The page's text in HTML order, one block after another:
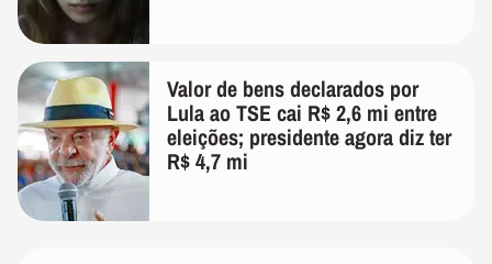
Valor de bens declarados por
Lula ao TSE cai R$ 2,6 mi entre
eleições; presidente agora diz ter
R$ 4,7 mi